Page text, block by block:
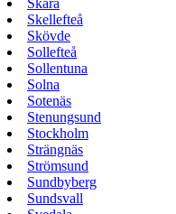
Skara
Skellefteå
Skövde
Sollefteå
Sollentuna
Solna
Sotenäs
Stenungsund
Stockholm
Strängnäs
Strömsund
Sundbyberg
Sundsvall